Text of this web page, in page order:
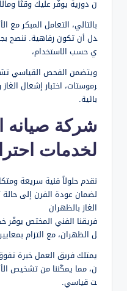
ن دورية يوفّر عليك وقتًا
بالتالي، التعامل المبكر مع
دل أن تكون رفاهية. ننصح
ي حسب الاستخدام،
ويتضمن الفحص القياسي
رموستات، اختبار إشعال
بائية.
شركة صيانه
لخدمات
نقدم حلولاً فنية سريعة
لضمان عودة الفرن إلى
الغاز بالظهران
فريقنا الفني المختص يوفّر
ل الظهران، مع التزام
ن، مما يمكّننا من تشخيص
ت قياسي.